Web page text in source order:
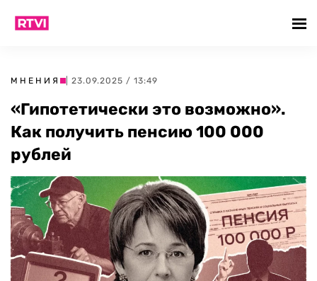
МНЕНИЯ | 23.09.2025 / 13:49
«Гипотетически это возможно».
Как получить пенсию 100 000
рублей